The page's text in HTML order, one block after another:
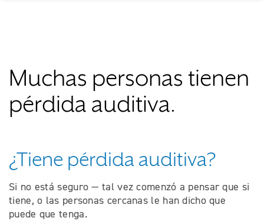
Muchas personas tienen
pérdida auditiva.
¿Tiene pérdida auditiva?
Si no está seguro — tal vez comenzó a pensar que si
tiene, o las personas cercanas le han dicho que
puede que tenga.